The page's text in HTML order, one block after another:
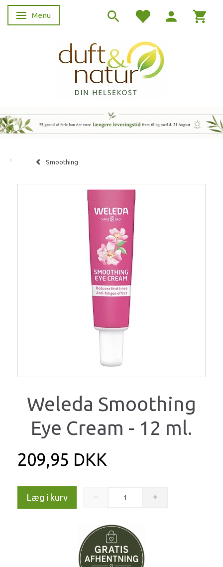
Skifte navigation
Menu
Smoothing
Weleda Smoothing
Eye Cream - 12 ml.
209,95 DKK
Læg i kurv